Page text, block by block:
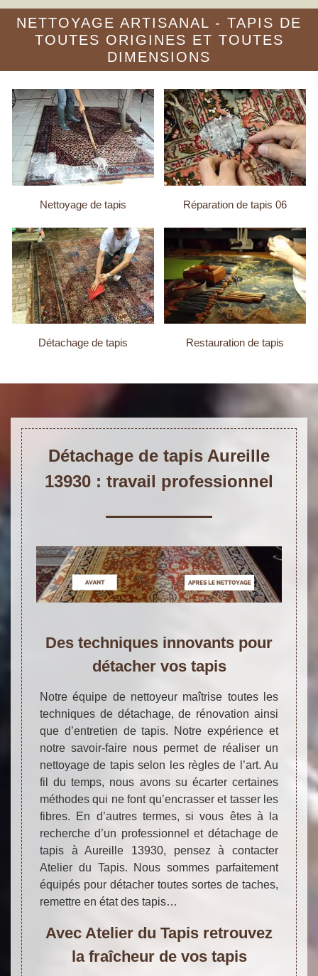
NETTOYAGE ARTISANAL - TAPIS DE
TOUTES ORIGINES ET TOUTES
DIMENSIONS
Nettoyage de tapis Réparation de tapis 06
Détachage de tapis Restauration de tapis
Détachage de tapis Aureille
13930 : travail professionnel
Des techniques innovants pour
détacher vos tapis
Notre équipe de nettoyeur maîtrise toutes les
techniques de détachage, de rénovation ainsi
que d’entretien de tapis. Notre expérience et
notre savoir-faire nous permet de réaliser un
nettoyage de tapis selon les règles de l’art. Au
fil du temps, nous avons su écarter certaines
méthodes qui ne font qu’encrasser et tasser les
fibres. En d’autres termes, si vous êtes à la
recherche d’un professionnel et détachage de
tapis à Aureille 13930, pensez à contacter
Atelier du Tapis. Nous sommes parfaitement
équipés pour détacher toutes sortes de taches,
remettre en état des tapis…
Avec Atelier du Tapis retrouvez
la fraîcheur de vos tapis